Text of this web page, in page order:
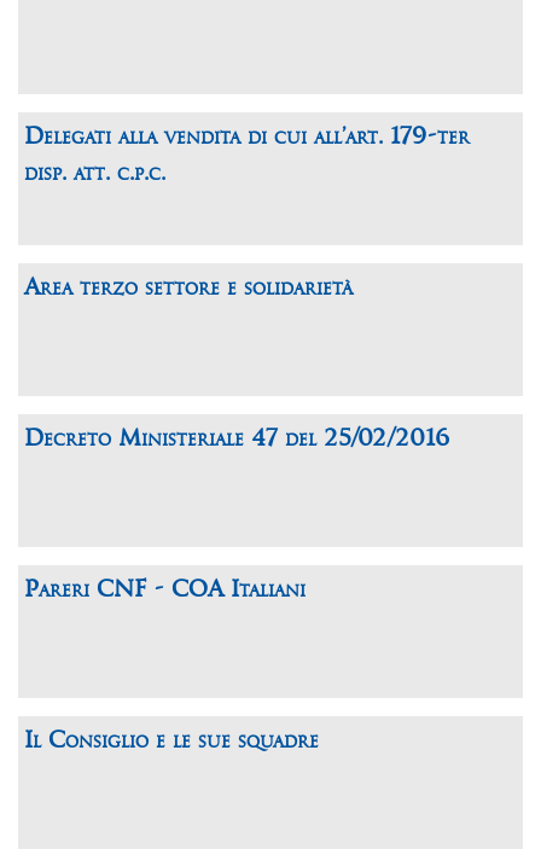
Delegati alla vendita di cui all’art. 179-ter
disp. att. c.p.c.
Area terzo settore e solidarietà
Decreto Ministeriale 47 del 25/02/2016
Pareri CNF - COA Italiani
Il Consiglio e le sue squadre